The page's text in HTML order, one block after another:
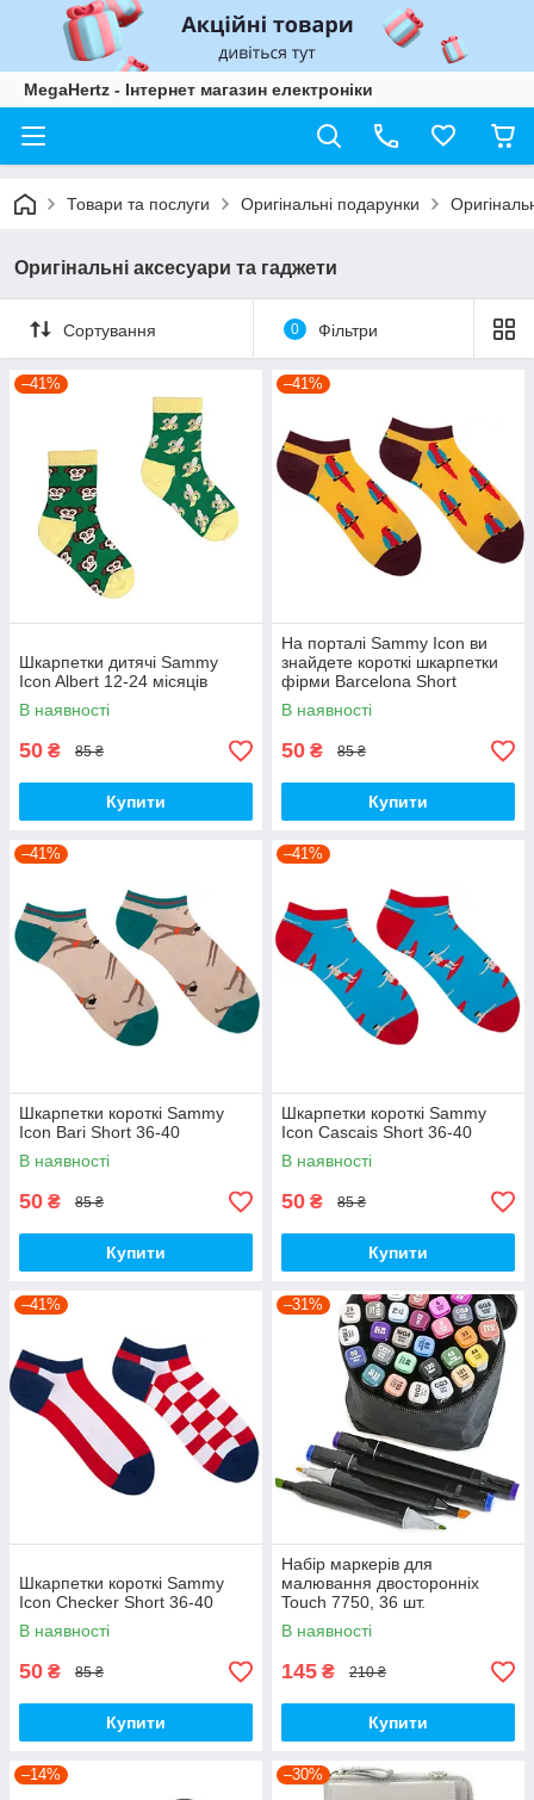
MegaHertz - Інтернет магазин електроніки
Товари та послуги Оригінальні подарунки
Оригінальні аксесуари та гаджети
Сортування 0 Фільтри
–41%
Шкарпетки дитячі Sammy
Icon Albert 12-24 місяців
В наявності
50 ₴ 85 ₴
Купити
–41%
На порталі Sammy Icon ви
знайдете короткі шкарпетки
фірми Barcelona Short
розміру 36-40.
В наявності
50 ₴ 85 ₴
Купити
–41%
Шкарпетки короткі Sammy
Icon Bari Short 36-40
В наявності
50 ₴ 85 ₴
Купити
–41%
Шкарпетки короткі Sammy
Icon Cascais Short 36-40
В наявності
50 ₴ 85 ₴
Купити
–41%
Шкарпетки короткі Sammy
Icon Checker Short 36-40
В наявності
50 ₴ 85 ₴
Купити
–31%
Набір маркерів для
малювання двосторонніх
Touch 7750, 36 шт.
В наявності
145 ₴ 210 ₴
Купити
–14% –30%